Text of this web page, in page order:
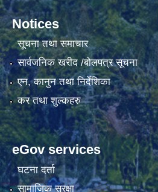
Notices
सूचना तथा समाचार
सार्वजनिक खरीद /बोलपत्र सूचना
एन, कानुन तथा निर्देशिका
कर तथा शुल्कहरु
eGov services
घटना दर्ता
सामाजिक सुरक्षा